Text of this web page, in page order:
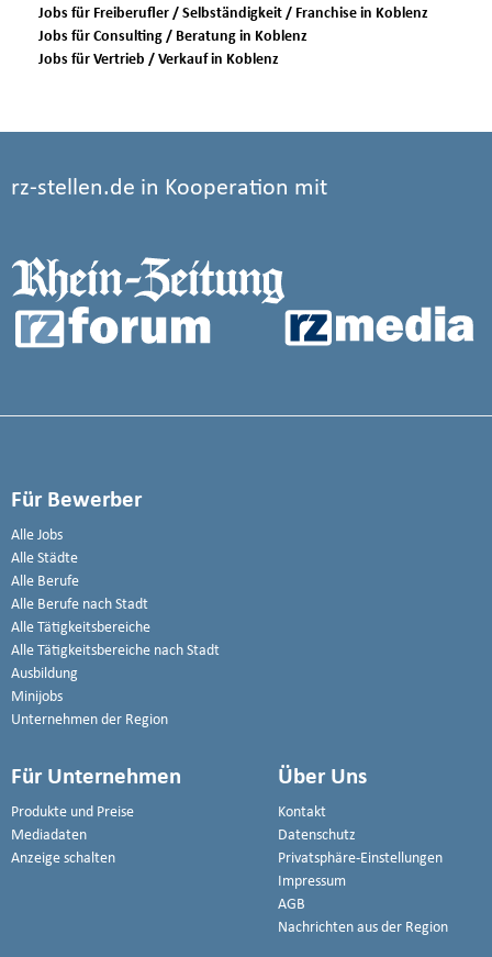
Jobs für Freiberufler / Selbständigkeit / Franchise in Koblenz
Jobs für Consulting / Beratung in Koblenz
Jobs für Vertrieb / Verkauf in Koblenz
rz-stellen.de in Kooperation mit
Für Bewerber
Alle Jobs
Alle Städte
Alle Berufe
Alle Berufe nach Stadt
Alle Tätigkeitsbereiche
Alle Tätigkeitsbereiche nach Stadt
Ausbildung
Minijobs
Unternehmen der Region
Für Unternehmen
Produkte und Preise
Mediadaten
Anzeige schalten
Über Uns
Kontakt
Datenschutz
Privatsphäre-Einstellungen
Impressum
AGB
Nachrichten aus der Region